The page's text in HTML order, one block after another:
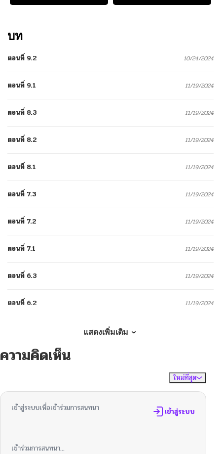
บท
ตอนที่ 9.2 10/24/2024
ตอนที่ 9.1 11/19/2024
ตอนที่ 8.3 11/19/2024
ตอนที่ 8.2 11/19/2024
ตอนที่ 8.1 11/19/2024
ตอนที่ 7.3 11/19/2024
ตอนที่ 7.2 11/19/2024
ตอนที่ 7.1 11/19/2024
ตอนที่ 6.3 11/19/2024
ตอนที่ 6.2 11/19/2024
ตอนที่ 6.1
11/19/2024
ตอนที่ 5.2 11/19/2024
แสดงเพิ่มเติม
ความคิดเห็น
ใหม่ที่สุด
เข้าสู่ระบบเพื่อเข้าร่วมการสนทนา เข้าสู่ระบบ
เข้าร่วมการสนทนา...